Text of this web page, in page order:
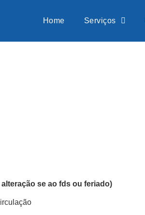
Home Serviços
alteração se ao fds ou feriado)